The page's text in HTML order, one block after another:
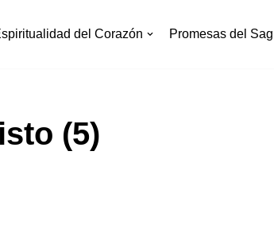
del Corazón Promesas del
(5)